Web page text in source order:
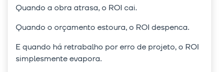
Quando a obra atrasa, o ROI cai.
Quando o orçamento estoura, o ROI despenca.
E quando há retrabalho por erro de projeto, o ROI
simplesmente evapora.